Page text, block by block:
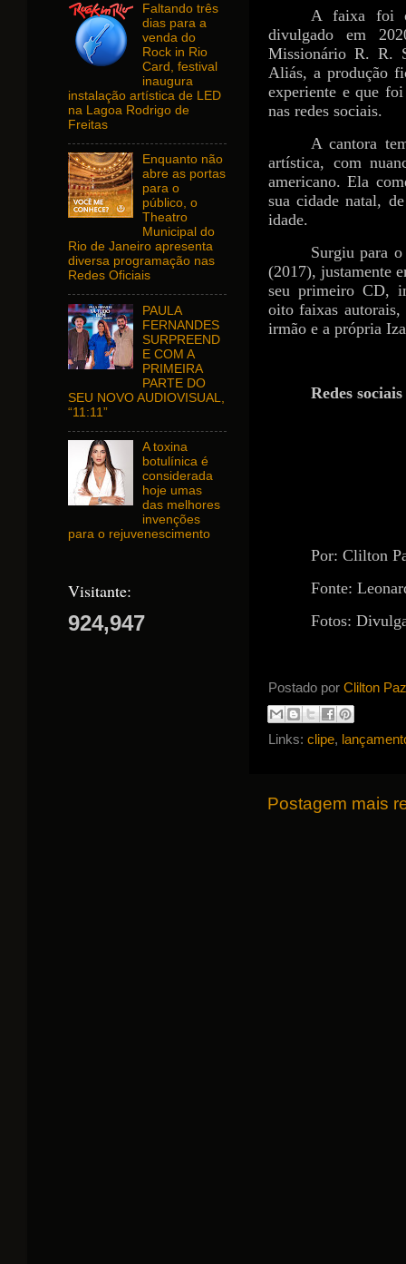
A faixa foi
divulgado em
Missionário R. R.
Aliás, a produção
experiente e que
nas redes sociais.
A cantora
artística, com
americano. Ela
sua cidade natal,
idade.
Surgiu para
(2017), justamente
seu primeiro CD,
oito faixas
irmão e a própria
Redes
Por: Clilton
Fonte:
Fotos:
Postado por Clilton Paz
Links: clipe,
Postagem mais
Faltando três
dias para a
venda do
Rock in Rio
Card, festival
inaugura
instalação artística de LED
na Lagoa Rodrigo de
Freitas
Enquanto não
abre as portas
para o
público, o
Theatro
Municipal do
Rio de Janeiro apresenta
diversa programação nas
Redes Oficiais
PAULA
FERNANDES
SURPREEND
E COM A
PRIMEIRA
PARTE DO
SEU NOVO AUDIOVISUAL,
“11:11”
A toxina
botulínica é
considerada
hoje umas
das melhores
invenções
para o rejuvenescimento
Visitante:
924,947